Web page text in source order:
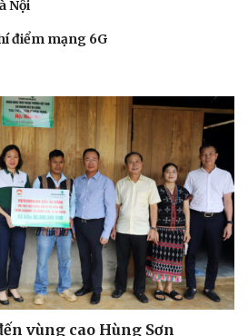
Nội
điểm mạng 6G
vùng cao Hùng Sơn